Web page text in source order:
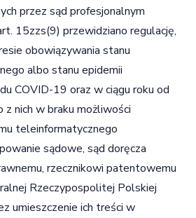
przez sąd profesjonalnym
15zzs(9) przewidziano regulację,
obowiązywania stanu
albo stanu epidemii
COVID-19 oraz w ciągu roku od
z nich w braku możliwości
teleinformatycznego
sądowe, sąd doręcza
rzecznikowi patentowemu
Rzeczypospolitej Polskiej
umieszczenie ich treści w